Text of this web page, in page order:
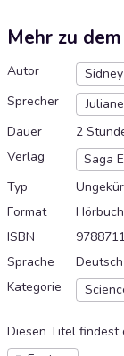
Mehr zu
Autor
Sprecher
Dauer
2
Verlag
Saga
Typ
Format
ISBN
Sprache
Deutsch
Kategorie
Diesen Titel findest